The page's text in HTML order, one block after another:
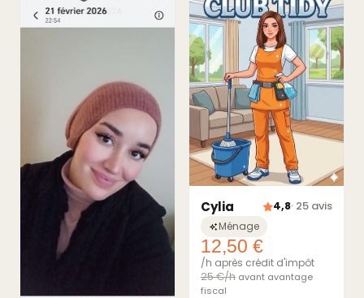
Cylia 4,8· 25 avis
Ménage
12,50 €
/h après crédit d'impôt
25 €/h avant avantage
fiscal